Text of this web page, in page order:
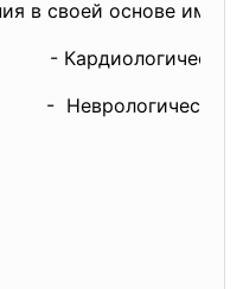
в своей основе
- Кардиологические